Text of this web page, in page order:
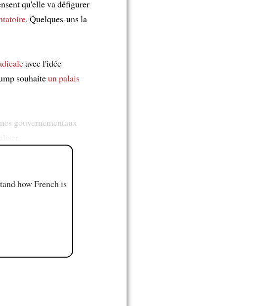
qu'elle va défigurer
. Quelques-uns la
avec l'idée
souhaiteun palais
gouvernementaux
how French is